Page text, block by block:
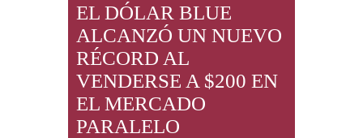
EL DÓLAR BLUE
ALCANZÓ UN NUEVO
RÉCORD AL
VENDERSE A $200 EN
EL MERCADO
PARALELO